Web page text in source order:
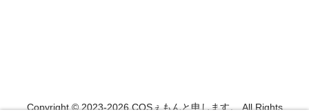
Copyright © 2023-2026 COSぇもんと申します。 All Rights